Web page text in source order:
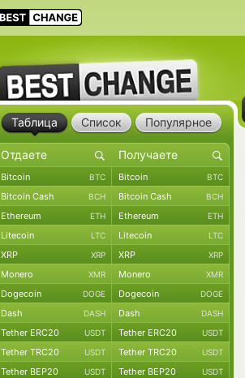
Таблица Список Популярное
Bitcoin BTC Bitcoin BTC
Bitcoin Cash BCH Bitcoin Cash BCH
Ethereum ETH Ethereum ETH
Litecoin LTC Litecoin LTC
XRP XRP XRP XRP
Monero XMR Monero XMR
Dogecoin DOGE Dogecoin DOGE
Dash DASH Dash DASH
Tether ERC20 USDT Tether ERC20 USDT
Tether TRC20 USDT Tether TRC20 USDT
Tether BEP20 USDT Tether BEP20 USDT